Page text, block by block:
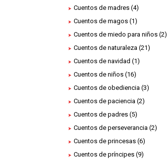
Cuentos de madres (4)
Cuentos de magos (1)
Cuentos de miedo para niños (2)
Cuentos de naturaleza (21)
Cuentos de navidad (1)
Cuentos de niños (16)
Cuentos de obediencia (3)
Cuentos de paciencia (2)
Cuentos de padres (5)
Cuentos de perseverancia (2)
Cuentos de princesas (6)
Cuentos de príncipes (9)